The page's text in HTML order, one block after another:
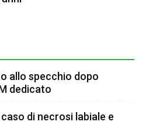
allo specchio dopo
dedicato
di necrosi labiale e